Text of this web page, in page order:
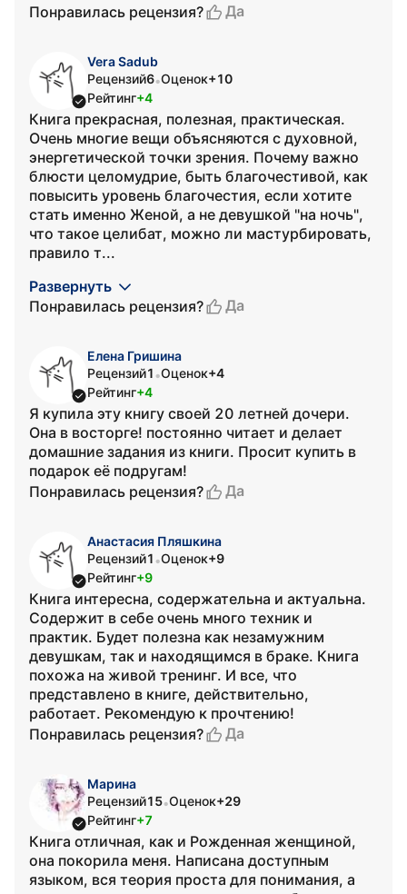
Понравилась рецензия? Да
Vera Sadub
Рецензий6•Оценок+10
Рейтинг+4
Книга прекрасная, полезная, практическая.
Очень многие вещи объясняются с духовной,
энергетической точки зрения. Почему важно
блюсти целомудрие, быть благочестивой, как
повысить уровень благочестия, если хотите
стать именно Женой, а не девушкой "на ночь",
что такое целибат, можно ли мастурбировать,
правило т...
Развернуть
Понравилась рецензия?
Да
Елена Гришина
Рецензий1 •Оценок+4
Рейтинг+4
Я купила эту книгу своей 20 летней дочери.
Она в восторге! постоянно читает и делает
домашние задания из книги. Просит купить в
подарок её подругам!
Понравилась рецензия?
Да
Анастасия Пляшкина
Рецензий1 •Оценок+9
Рейтинг+9
Книга интересна, содержательна и актуальна.
Содержит в себе очень много техник и
практик. Будет полезна как незамужним
девушкам, так и находящимся в браке. Книга
похожа на живой тренинг. И все, что
представлено в книге, действительно,
работает. Рекомендую к прочтению!
Понравилась рецензия?
Да
Марина
Рецензий15•Оценок+29
Рейтинг+7
Книга отличная, как и Рожденная женщиной,
она покорила меня. Написана доступным
языком, вся теория проста для понимания, а